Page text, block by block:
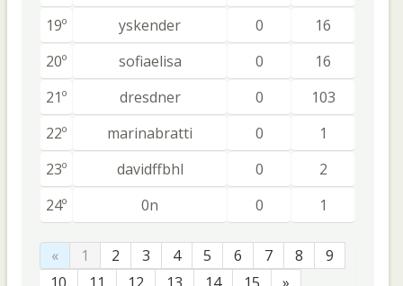
19º
yskender 0
16
20º
sofiaelisa 0
16
21º
dresdner 0
103
22º
marinabratti 0
1
23º
davidffbhl 0
2
24º
0n 0 1
« 1 2 3 4 5 6 7 8
9